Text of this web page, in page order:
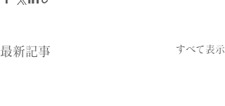
最新記事 すべて表示